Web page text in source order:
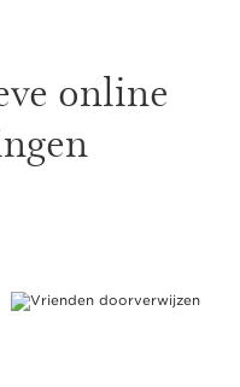
online